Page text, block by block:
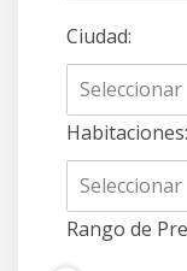
Ciudad:
Seleccionar
Habitaciones:
Seleccionar
Rango de